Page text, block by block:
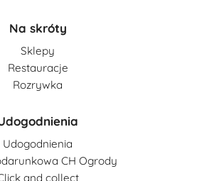
Na skróty
Sklepy
Restauracje
Rozrywka
Udogodnienia
CH Ogrody
and collect